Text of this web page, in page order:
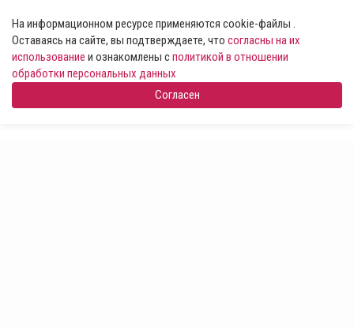
На информационном ресурсе применяются cookie-файлы .
Оставаясь на сайте, вы подтверждаете, что согласны на их
использование и ознакомлены сполитикой в отношении
обработки персональных данных
Согласен